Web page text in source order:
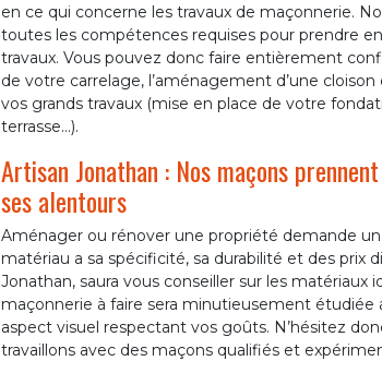
en ce qui concerne les travaux de maçonnerie.
toutes les compétences requises pour prendre
travaux. Vous pouvez donc faire entièrement
de votre carrelage, l’aménagement d’une
vos grands travaux (mise en place de votre
terrasse…).
Artisan Jonathan : Nos maçons
ses alentours
Aménager ou rénover une propriété demande
matériau a sa spécificité, sa durabilité et des prix
Jonathan, saura vous conseiller sur les
maçonnerie à faire sera minutieusement
aspect visuel respectant vos goûts. N’hésitez
travaillons avec des maçons qualifiés et